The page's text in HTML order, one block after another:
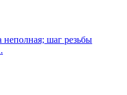
неполная; шаг резьбы